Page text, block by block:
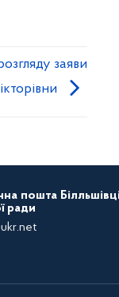
заяви
пошта
ради